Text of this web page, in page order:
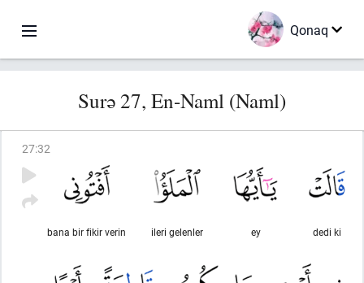
Qonaq
Surə 27, En-Naml (Naml)
27:32
dedi ki
ey
ileri gelenler
bana bir fikir verin